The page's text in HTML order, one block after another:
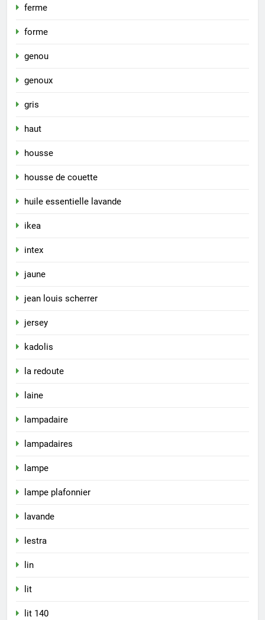
ferme
forme
genou
genoux
gris
haut
housse
housse de couette
huile essentielle lavande
ikea
intex
jaune
jean louis scherrer
jersey
kadolis
la redoute
laine
lampadaire
lampadaires
lampe
lampe plafonnier
lavande
lestra
lin
lit
lit 140